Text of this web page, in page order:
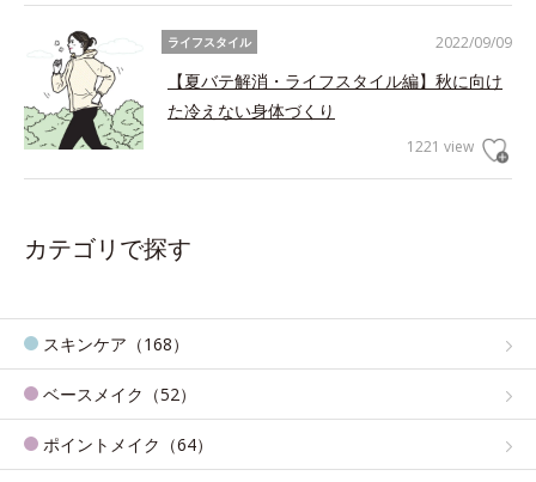
2022/09/09
ライフスタイル
【夏バテ解消・ライフスタイル編】秋に向け
た冷えない身体づくり
1221 view
カテゴリで探す
スキンケア（168）
ベースメイク（52）
ポイントメイク（64）